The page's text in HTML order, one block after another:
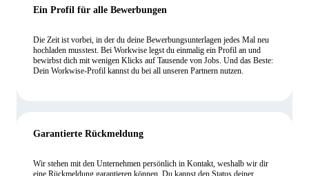
Ein Profil für alle Bewerbungen
Die Zeit ist vorbei, in der du deine Bewerbungsunterlagen jedes Mal neu
hochladen musstest. Bei Workwise legst du einmalig ein Profil an und
bewirbst dich mit wenigen Klicks auf Tausende von Jobs. Und das Beste:
Dein Workwise-Profil kannst du bei all unseren Partnern nutzen.
Garantierte Rückmeldung
Wir stehen mit den Unternehmen persönlich in Kontakt, weshalb wir dir
eine Rückmeldung garantieren können. Du kannst den Status deiner